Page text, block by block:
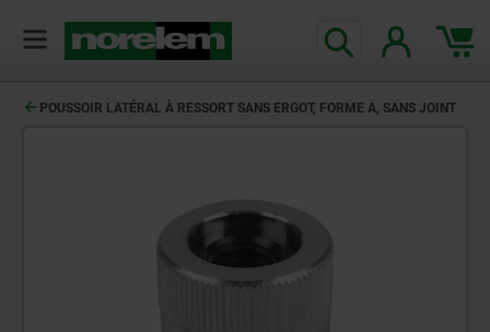
POUSSOIR LATÉRAL À RESSORT SANS ERGOT, FORME A, SANS JOINT